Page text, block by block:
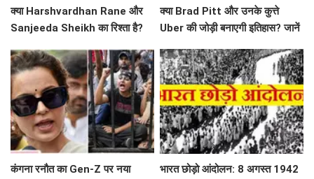
क्या Harshvardhan Rane और
Sanjeeda Sheikh का रिश्ता है?
क्या Brad Pitt और उनके कुत्ते
Uber की जोड़ी बनाएगी इतिहास? जानें
कंगना रनौत का Gen-Z पर नया
भारत छोड़ो आंदोलन: 8 अगस्त 1942